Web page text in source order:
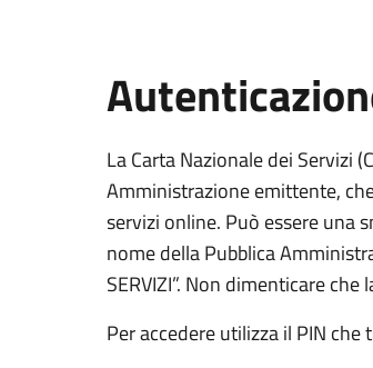
La Carta Nazionale dei Servizi
Amministrazione emittente,
servizi online. Può essere una
nome della Pubblica
SERVIZI”. Non dimenticare
Per accedere utilizza il PIN che